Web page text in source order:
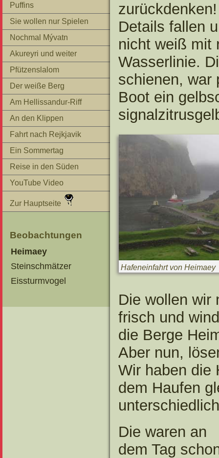
Puffins
Sie wollen nur Spielen
Nochmal Mývatn
Akureyri und weiter
Pfützenslalom
Der weiße Berg
Am Hellissandur-Riff
An den Klippen
Fahrt nach Rejkjavik
Ein Sommertag
Reise in den Süden
YouTube Video
Zur Hauptseite
Beobachtungen
Heimaey
Steinschmätzer
Eissturmvogel
zurückdenken!
Details fallen
nicht weiß mit
Wasserlinie.
schienen, war
Boot ein
Hafeneinfahrt von Heimaey
Die wollen wir
frisch und
die Berge
Aber nun,
Wir haben die
dem Haufen
Die waren an
dem Tag